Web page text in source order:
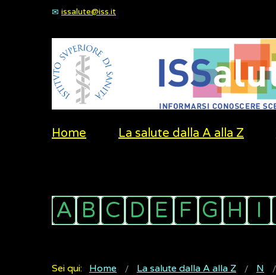
issalute@iss.it
Home La salute dalla A alla Z
Sei qui: Home La salute dalla A alla Z N